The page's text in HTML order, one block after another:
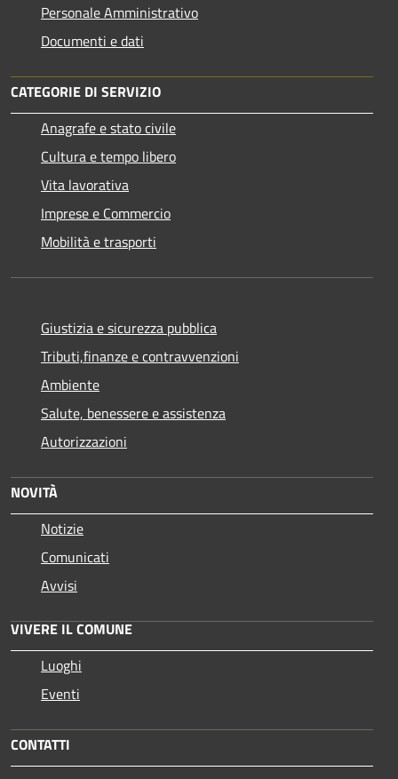
Personale Amministrativo
Documenti e dati
CATEGORIE DI SERVIZIO
Anagrafe e stato civile
Cultura e tempo libero
Vita lavorativa
Imprese e Commercio
Mobilità e trasporti
Giustizia e sicurezza pubblica
Tributi,finanze e contravvenzioni
Ambiente
Salute, benessere e assistenza
Autorizzazioni
NOVITÀ
Notizie
Comunicati
Avvisi
VIVERE IL COMUNE
Luoghi
Eventi
CONTATTI